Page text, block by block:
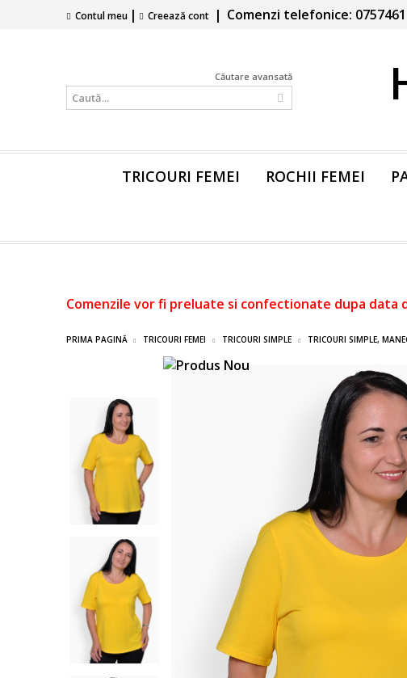
Contul meu | Creează cont | Comenzi telefonice:
Căutare avansată
TRICOURI FEMEI ROCHII FEMEI
Comenzile vor fi preluate si confectionate dupa data
PRIMA PAGINĂ TRICOURI FEMEI TRICOURI SIMPLE TRICOURI SIMPLE,